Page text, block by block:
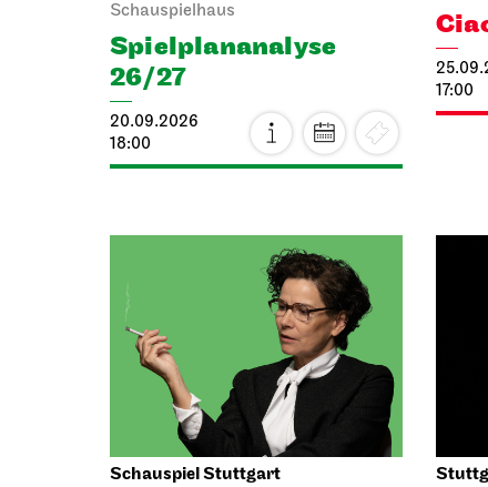
Schauspielhaus
Spiel­plan­analyse
26/27
20.09.2026
18:00
17:00
Schauspiel Stuttgart